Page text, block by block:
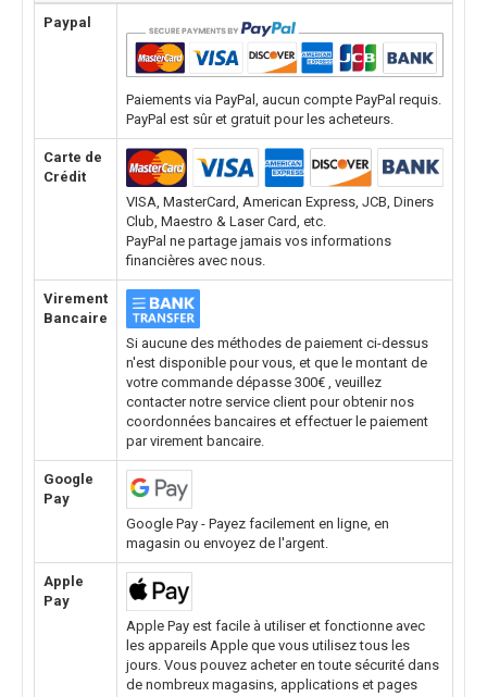
Paypal
Paiements via PayPal, aucun compte PayPal requis.
PayPal est sûr et gratuit pour les acheteurs.
Carte de
Crédit
VISA, MasterCard, American Express, JCB, Diners
Club, Maestro & Laser Card, etc.
PayPal ne partage jamais vos informations
financières avec nous.
Virement
Bancaire
Si aucune des méthodes de paiement ci-dessus
n'est disponible pour vous, et que le montant de
votre commande dépasse 300€ , veuillez
contacter notre service client pour obtenir nos
coordonnées bancaires et effectuer le paiement
par virement bancaire.
Google
Pay
Google Pay - Payez facilement en ligne, en
magasin ou envoyez de l'argent.
Apple
Pay
Apple Pay est facile à utiliser et fonctionne avec
les appareils Apple que vous utilisez tous les
jours. Vous pouvez acheter en toute sécurité dans
de nombreux magasins, applications et pages